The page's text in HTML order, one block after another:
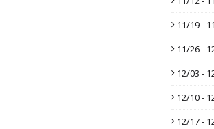
11/19 -
11/26 -
12/03 -
12/10 -
12/17 -